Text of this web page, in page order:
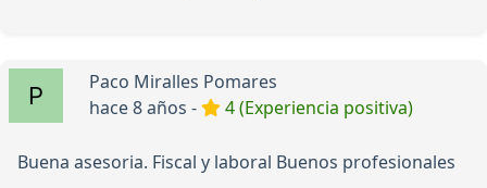
Paco Miralles Pomares
hace 8 años -
4 (Experiencia positiva)
Buena asesoria. Fiscal y laboral Buenos profesionales